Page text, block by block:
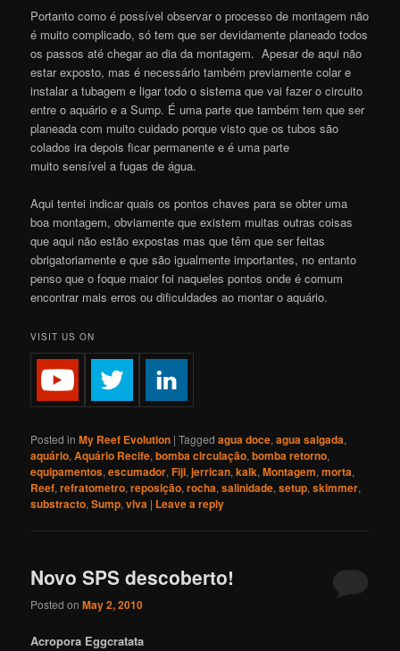
Portanto como é possível observar o processo de montagem não
é muito complicado, só tem que ser devidamente planeado todos
os passos até chegar ao dia da montagem. Apesar de aqui não
estar exposto, mas é necessário também previamente colar e
instalar a tubagem e ligar todo o sistema que vai fazer o circuito
entre o aquário e a Sump. É uma parte que também tem que ser
planeada com muito cuidado porque visto que os tubos são
colados ira depois ficar permanente e é uma parte
muito sensível a fugas de água.
Aqui tentei indicar quais os pontos chaves para se obter uma
boa montagem, obviamente que existem muitas outras coisas
que aqui não estão expostas mas que têm que ser feitas
obrigatoriamente e que são igualmente importantes, no entanto
penso que o foque maior foi naqueles pontos onde é comum
encontrar mais erros ou dificuldades ao montar o aquário.
VISIT US ON
Posted in My Reef Evolution |Tagged agua doce,agua salgada,
aquário,Aquário Recife,bomba circulação,bomba retorno,
equipamentos,escumador,Fiji,jerrican,kalk,Montagem,morta,
Reef,refratometro,reposição,rocha,salinidade,setup,skimmer,
substracto,Sump,viva | Leave a reply
Novo SPS descoberto!
Posted onMay 2, 2010
Acropora Eggcratata